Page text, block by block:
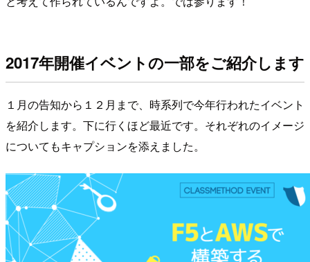
2017年開催イベントの一部をご紹介します
１月の告知から１２月まで、時系列で今年行われたイベント
を紹介します。下に行くほど最近です。それぞれのイメージ
についてもキャプションを添えました。